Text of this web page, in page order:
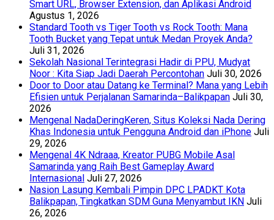
Smart URL, Browser Extension, dan Aplikasi Android
Agustus 1, 2026
Standard Tooth vs Tiger Tooth vs Rock Tooth: Mana
Tooth Bucket yang Tepat untuk Medan Proyek Anda?
Juli 31, 2026
Sekolah Nasional Terintegrasi Hadir di PPU, Mudyat
Noor : Kita Siap Jadi Daerah Percontohan Juli 30, 2026
Door to Door atau Datang ke Terminal? Mana yang Lebih
Efisien untuk Perjalanan Samarinda–Balikpapan Juli 30,
2026
Mengenal NadaDeringKeren, Situs Koleksi Nada Dering
Khas Indonesia untuk Pengguna Android dan iPhone Juli
29, 2026
Mengenal 4K Ndraaa, Kreator PUBG Mobile Asal
Samarinda yang Raih Best Gameplay Award
Internasional Juli 27, 2026
Nasion Lasung Kembali Pimpin DPC LPADKT Kota
Balikpapan, Tingkatkan SDM Guna Menyambut IKN Juli
26, 2026